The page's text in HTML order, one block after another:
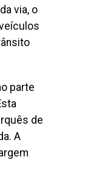
via, o
parte
de
A